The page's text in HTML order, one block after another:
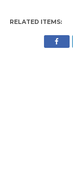
RELATED ITEMS: